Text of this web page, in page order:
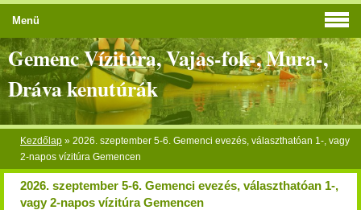
Gemenc Vízitúra, Vajas-fok-, Mura-,
Dráva kenutúrák
Kezdőlap » 2026. szeptember 5-6. Gemenci evezés, választhatóan 1-, vagy
2-napos vízitúra Gemencen
2026. szeptember 5-6. Gemenci evezés, választhatóan 1-,
vagy 2-napos vízitúra Gemencen
Menü